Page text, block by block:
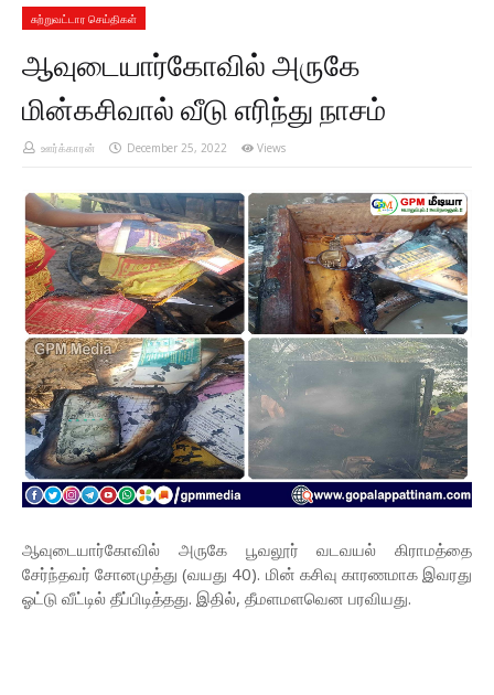
சுற்றுவட்டார செய்திகள்
ஆவுடையார்கோவில் அருகே
மின்கசிவால் வீடு எரிந்து நாசம்
ஊர்க்காரன் December 25, 2022 Views
ஆவுடையார்கோவில் அருகே பூவலூர் வடவயல் கிராமத்தை
சேர்ந்தவர் சோனமுத்து (வயது 40). மின் கசிவு காரணமாக இவரது
ஓட்டு வீட்டில் தீப்பிடித்தது. இதில், தீமளமளவென பரவியது.